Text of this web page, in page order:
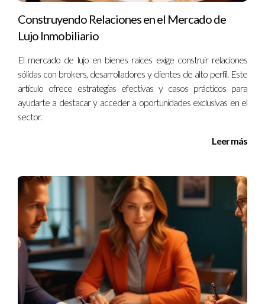
cualquier persona interesada en el mercado inmobiliario de
áreas propensas a desastres naturales. Si bien es natural
también es importante reconocer que cada crisis trae consigo
una oportunidad para crecer y reconstruir. Si estás
considerando invertir en propiedades o necesitas
asesoramiento sobre cómo navegar por este complejo
Valenzuela. Su experiencia te guiará hacia decisiones
Preguntas Frecuentes
¿Cómo afectan los huracanes al valor de las
propiedades?
Los huracanes pueden causar una disminución temporal en el
valor de las propiedades debido al daño físico y al miedo
generalizado entre los compradores potenciales.
Construyendo Relaciones en el Mercado de
Lujo Inmobiliario
El mercado de lujo en bienes raíces exige construir relaciones
sólidas con brokers, desarrolladores y clientes de alto perfil. Este
artículo ofrece estrategias efectivas y casos prácticos para
ayudarte a destacar y acceder a oportunidades exclusivas en el
sector.
Leer más